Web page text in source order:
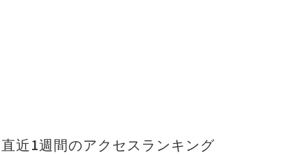
直近1週間のアクセスランキング